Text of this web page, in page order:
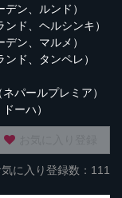
ン、ルンド）
ド、ヘルシンキ）
ン、マルメ）
ド、タンペレ）
パールプレミア）
ーハ）
気に入り登録数：111